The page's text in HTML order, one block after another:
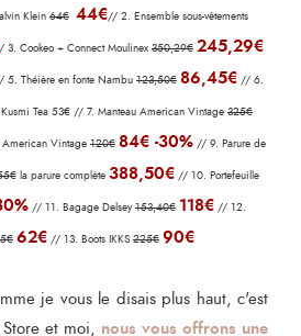
Klein 64€ 44€// 2. Ensemble sous-vêtements
3. Cookeo + Connect Moulinex 350,29€ 245,29€
Théière en fonte Nambu 123,50€ 86,45€ // 6.
Tea 53€ // 7. Manteau American Vintage 325€
Vintage 120€ 84€ -30% // 9. Parure de
la parure complète 388,50€// 10. Portefeuille
// 11. Bagage Delsey153,40€ 118€ // 12.
62€ // 13. Boots IKKS 225€ 90€
je vous le disais plus haut, c'est
et moi, nous vous offrons une